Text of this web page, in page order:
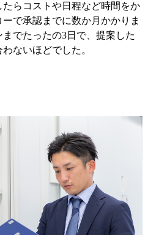
らコストや日程など時間をか
で承認までに数か月かかりま
でたったの3日で、提案した
ないほどでした。